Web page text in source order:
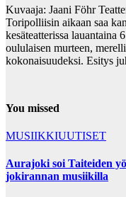
Kuvaaja: Jaani Föhr
Toripolliisin aikaan saa
kesäteatterissa
oululaisen murteen,
kokonaisuudeksi. Esitys
You missed
MUSIIKKIUUTISET
Aurajoki soi Taiteiden
jokirannan musiikilla